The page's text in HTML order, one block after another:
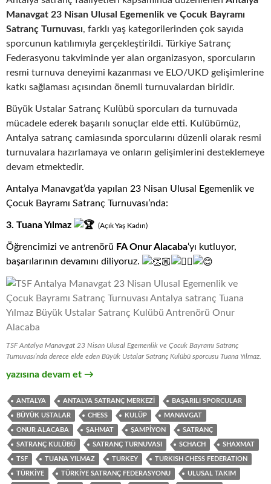
Manavgat 23 Nisan Ulusal Egemenlik ve Çocuk Bayramı
Satranç Turnuvası, farklı yaş kategorilerinden çok sayıda
sporcunun katılımıyla gerçekleştirildi. Türkiye Satranç
Federasyonu takviminde yer alan organizasyon, sporcuların
resmi turnuva deneyimi kazanması ve ELO/UKD gelişimlerine
katkı sağlaması açısından önemli turnuvalardan biridir.
Büyük Ustalar Satranç Kulübü sporcuları da turnuvada
mücadele ederek başarılı sonuçlar elde etti. Kulübümüz,
Antalya satranç camiasında sporcularını düzenli olarak resmi
turnuvalara hazırlamaya ve onların gelişimlerini desteklemeye
devam etmektedir.
Antalya Manavgat’da yapılan 23 Nisan Ulusal Egemenlik ve
Çocuk Bayramı Satranç Turnuvası’nda:
3. Tuana Yılmaz (AçıkYaş Kadın)
Öğrencimizi ve antrenörü FA Onur Alacaba‘yı kutluyor,
başarılarının devamını diliyoruz.
TSF Antalya Manavgat 23 Nisan Ulusal Egemenlik ve Çocuk Bayramı Satranç
Turnuvası’nda derece elde eden Büyük Ustalar Satranç Kulübü sporcusu Tuana Yılmaz.
Manavgat 23 Nisan Ulusal Egemenlik ve Çocuk Bayramı
yazısına devam et →
ANTALYA ANTALYA SATRANÇ MERKEZI BAŞARILI SPORCULAR
BÜYÜK USTALAR CHESS KULÜP MANAVGAT
ONUR ALACABA ŞAHMAT ŞAMPIYON SATRANÇ
SATRANÇ KULÜBÜ SATRANÇ TURNUVASI SCHACH SHAXMAT
TSF TUANA YILMAZ TURKEY TURKISH CHESS FEDERATION
TÜRKIYE TÜRKIYE SATRANÇ FEDERASYONU ULUSAL TAKIM